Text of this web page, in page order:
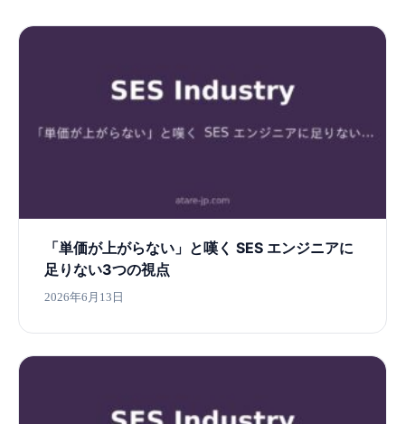
「単価が上がらない」と嘆く SES エンジニアに
足りない3つの視点
2026年6月13日